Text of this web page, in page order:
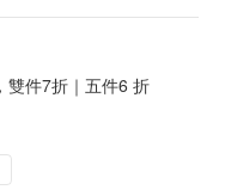
雙件7折｜五件6 折